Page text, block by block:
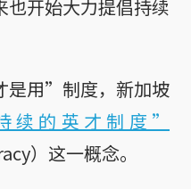
也开始大力提倡持续
是用”制度，新加坡
续的英才制度”
）这一概念。